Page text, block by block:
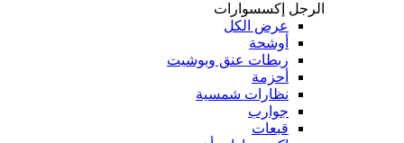
الرجل إكسسوارات
عرض الكل
أوشحة
ربطات عنق وبوشيت
أحزمة
نظارات شمسية
جوارب
قبعات